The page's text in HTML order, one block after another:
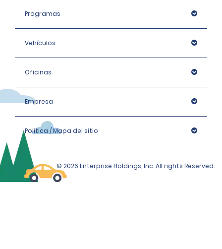
Programas
Vehículos
Oficinas
Empresa
Política / Mapa del sitio
© 2026 Enterprise Holdings, Inc. All rights Reserved.